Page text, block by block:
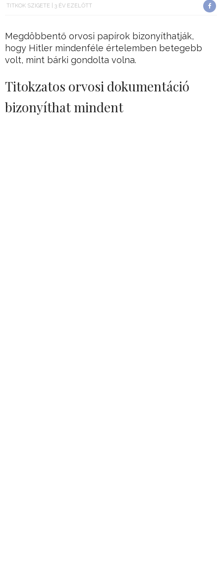
TITKOK SZIGETE 3 ÉV EZELŐTT
Megdöbbentő orvosi papírok bizonyíthatják,
hogy Hitler mindenféle értelemben betegebb
volt, mint bárki gondolta volna.
Titokzatos orvosi dokumentáció
bizonyíthat mindent